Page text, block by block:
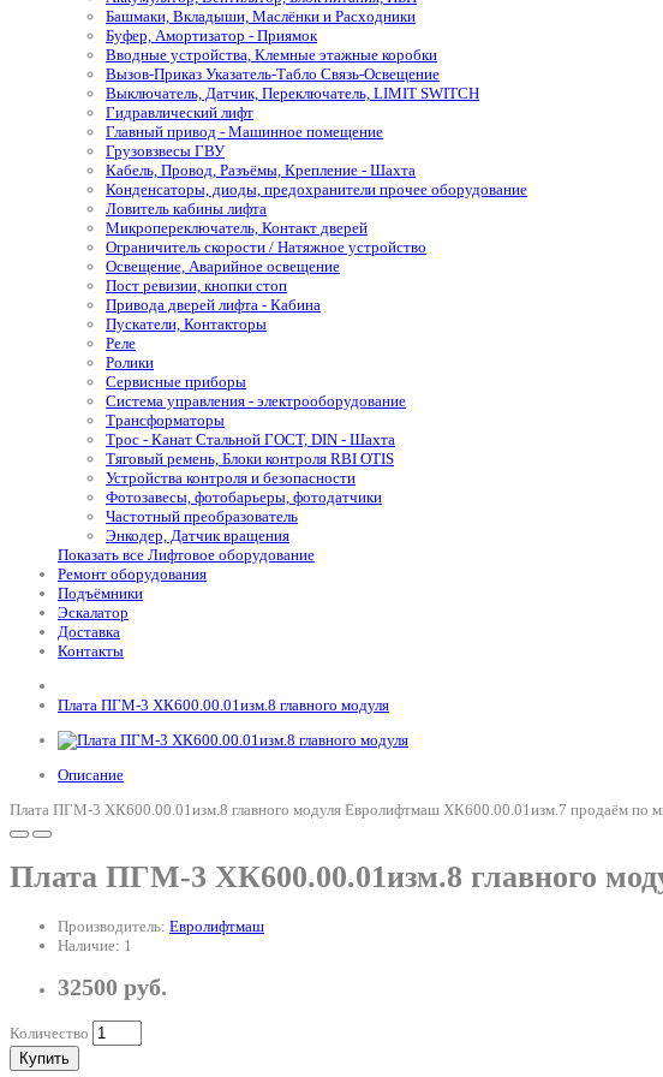
Башмаки, Вкладыши, Маслёнки и Расходники
Буфер, Амортизатор - Приямок
Вводные устройства, Клемные этажные коробки
Вызов-Приказ Указатель-Табло Связь-Освещение
Выключатель, Датчик, Переключатель, LIMIT SWITCH
Гидравлический лифт
Главный привод - Машинное помещение
Грузовзвесы ГВУ
Кабель, Провод, Разъёмы, Крепление - Шахта
Конденсаторы, диоды, предохранители прочее оборудование
Ловитель кабины лифта
Микропереключатель, Контакт дверей
Ограничитель скорости / Натяжное устройство
Освещение, Аварийное освещение
Пост ревизии, кнопки стоп
Привода дверей лифта - Кабина
Пускатели, Контакторы
Реле
Ролики
Сервисные приборы
Система управления - электрооборудование
Трансформаторы
Трос - Канат Стальной ГОСТ, DIN - Шахта
Тяговый ремень, Блоки контроля RBI OTIS
Устройства контроля и безопасности
Фотозавесы, фотобарьеры, фотодатчики
Частотный преобразователь
Энкодер, Датчик вращения
Показать все Лифтовое оборудование
Ремонт оборудования
Подъёмники
Эскалатор
Доставка
Контакты
Плата ПГМ-3 ХК600.00.01изм.8 главного модуля
Описание
Плата ПГМ-3 ХК600.00.01изм.8 главного модуля Евролифтмаш ХК600.00.01изм.7 продаём по
Плата ПГМ-3 ХК600.00.01изм.8 главного
Производитель: Евролифтмаш
Наличие: 1
32500 руб.
Количество
Купить